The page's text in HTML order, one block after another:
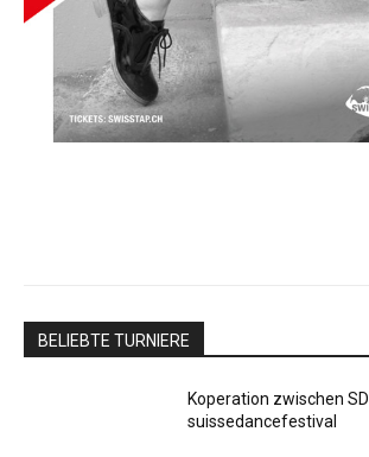
BELIEBTE TURNIERE
Koperation zwischen
suissedancefestival